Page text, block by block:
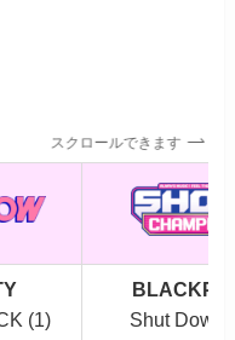
スクロールできます
(1)
Shut Down